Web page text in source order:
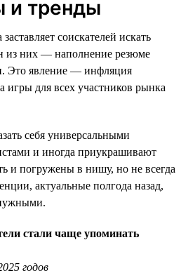
и тренды
соискателей искать
из них — наполнение резюме
Это явление — инфляция
для всех участников рынка
себя универсальными
и иногда приукрашивают
и погружены в нишу, но не всегда
актуальные полгода назад,
стали чаще упоминать
годов